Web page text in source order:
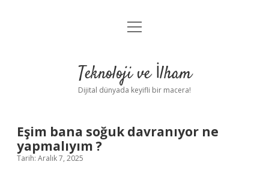
Anasayfa
Yasal Uyarı
menüyü
Teknoloji ve İlham
Dijital dünyada keyifli bir macera!
Eşim bana soğuk davranıyor ne
yapmalıyım ?
Tarih: Aralık 7, 2025